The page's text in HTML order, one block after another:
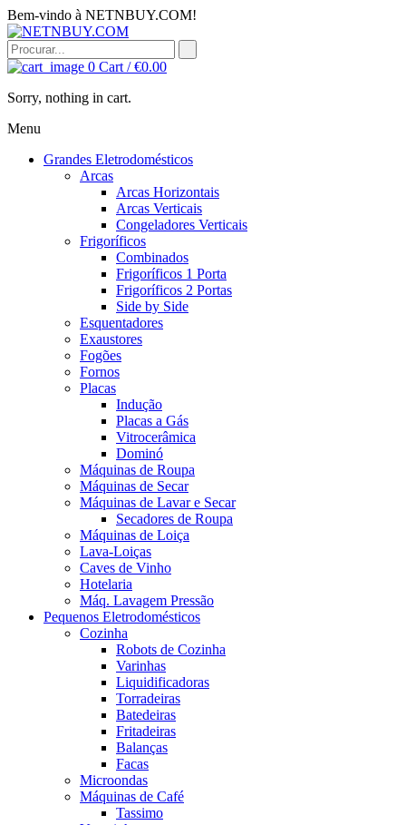
Bem-vindo à NETNBUY.COM!
0 Cart /€0.00
Sorry, nothing in cart.
Menu
Grandes Eletrodomésticos
Arcas
Arcas Horizontais
Arcas Verticais
Congeladores Verticais
Frigoríficos
Combinados
Frigoríficos 1 Porta
Frigoríficos 2 Portas
Side by Side
Esquentadores
Exaustores
Fogões
Fornos
Placas
Indução
Placas a Gás
Vitrocerâmica
Dominó
Máquinas de Roupa
Máquinas de Secar
Máquinas de Lavar e Secar
Secadores de Roupa
Máquinas de Loiça
Lava-Loiças
Caves de Vinho
Hotelaria
Máq. Lavagem Pressão
Pequenos Eletrodomésticos
Cozinha
Robots de Cozinha
Varinhas
Liquidificadoras
Torradeiras
Batedeiras
Fritadeiras
Balanças
Facas
Microondas
Máquinas de Café
Tassimo